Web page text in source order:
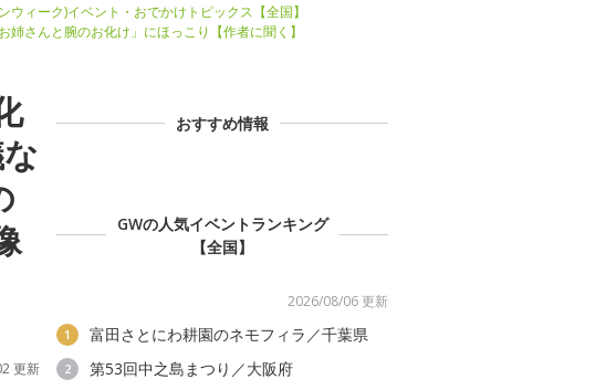
ウィーク)イベント・おでかけトピックス【全国】
さんと腕のお化け」にほっこり【作者に聞く】
更新
おすすめ情報
GWの人気イベントランキング
【全国】
2026/08/06 更新
1 富田さとにわ耕園のネモフィラ／千葉県
2 第53回中之島まつり／大阪府